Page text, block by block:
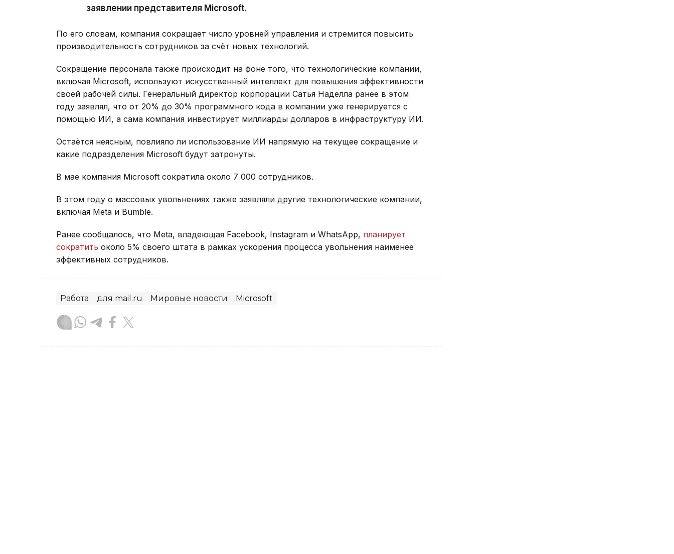
заявлении представителя Microsoft.
По его словам, компания сокращает число уровней управления и стремится повысить
производительность сотрудников за счёт новых технологий.
Сокращение персонала также происходит на фоне того, что технологические компании,
включая Microsoft, используют искусственный интеллект для повышения эффективности
своей рабочей силы. Генеральный директор корпорации Сатья Наделла ранее в этом
году заявлял, что от 20% до 30% программного кода в компании уже генерируется с
помощью ИИ, а сама компания инвестирует миллиарды долларов в инфраструктуру ИИ.
Остаётся неясным, повлияло ли использование ИИ напрямую на текущее сокращение и
какие подразделения Microsoft будут затронуты.
В мае компания Microsoft сократила около 7 000 сотрудников.
В этом году о массовых увольнениях также заявляли другие технологические компании,
включая Meta и Bumble.
Ранее сообщалось, что Meta, владеющая Facebook, Instagram и WhatsApp, планирует
сократить около 5% своего штата в рамках ускорения процесса увольнения наименее
эффективных сотрудников.
Работа для mail.ru Мировые новости Microsoft